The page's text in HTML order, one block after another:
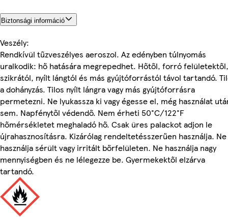
Biztonsági információ
Veszély:
Rendkívül tűzveszélyes aeroszol. Az edényben túlnyomás
uralkodik: hő hatására megrepedhet. Hőtől, forró felületektől,
szikrától, nyílt lángtól és más gyújtóforrástól távol tartandó.
a dohányzás. Tilos nyílt lángra vagy más gyújtóforrásra
permetezni. Ne lyukassza ki vagy égesse el, még használat
sem. Napfénytől védendő. Nem érheti 50°C/122°F
hőmérsékletet meghaladó hő. Csak üres palackot adjon le
újrahasznosításra. Kizárólag rendeltetésszerűen használja. Ne
használja sérült vagy irritált bőrfelületen. Ne használja nagy
mennyiségben és ne lélegezze be. Gyermekektől elzárva
tartandó.